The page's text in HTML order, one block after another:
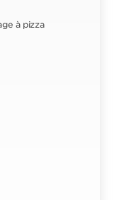
à pizza